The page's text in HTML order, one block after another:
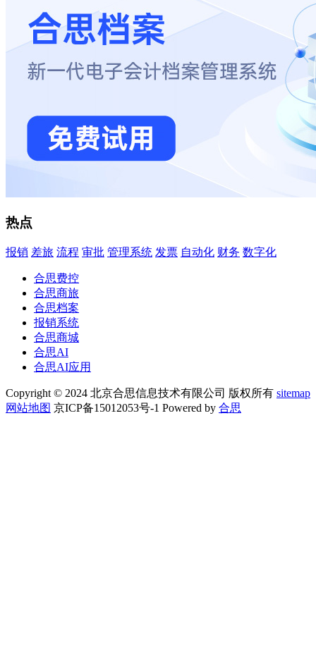
热点
报销 差旅 流程 审批 管理系统 发票 自动化 财务 数字化
合思费控
合思商旅
合思档案
报销系统
合思商城
合思AI
合思AI应用
Copyright © 2024 北京合思信息技术有限公司 版权所有 sitemap
网站地图 京ICP备15012053号-1 Powered by 合思